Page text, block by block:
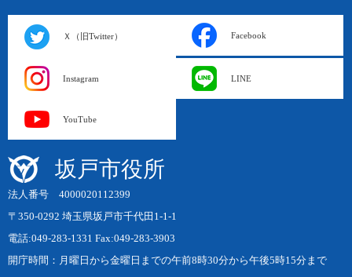
Ｘ（旧Twitter） Facebook
Instagram LINE
YouTube
坂戸市役所
法人番号 4000020112399
〒350-0292 埼玉県坂戸市千代田1-1-1
電話:049-283-1331 Fax:049-283-3903
開庁時間：月曜日から金曜日までの午前8時30分から午後5時15分まで